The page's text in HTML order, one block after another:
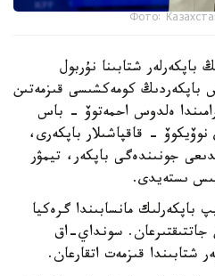
Фото:
باپكەرلەر شتابىنا نۇربول
باپكەردىڭ كومەكشىسى قىزمەتىن
ەلدوس احمەتوۆ - باس
- قاقپاشىلار باپكەرى،
جونىندەگى باپكەر، تيمۋر
ىستەيدى.
باپكەرلىك مانسابىندا گرەكيا
جاتتىقتىرعان. سونداي-اق
شتابىندا قىزمەت اتقارعان.